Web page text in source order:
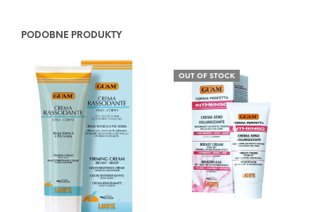
PODOBNE PRODUKTY
OUT OF STOCK